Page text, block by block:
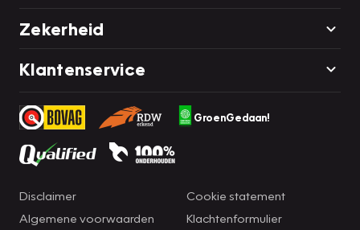
Zekerheid
Klantenservice
GroenGedaan!
Disclaimer
Algemene voorwaarden
Cookie statement
Klachtenformulier